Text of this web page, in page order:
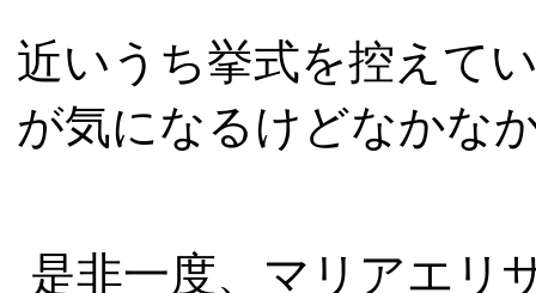
近いうち挙式を控えて
が気になるけどなかな
是非一度、マリアエリ